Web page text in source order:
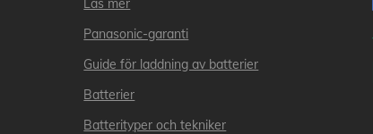
Läs mer
Panasonic-garanti
Guide för laddning av batterier
Batterier
Batterityper och tekniker